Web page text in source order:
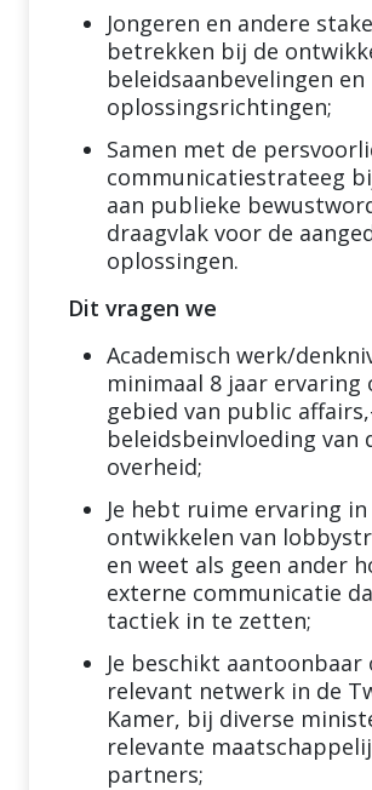
Jongeren en andere
betrekken bij de
beleidsaanbevelingen en
oplossingsrichtingen;
Samen met de
communicatiestrateeg
aan publieke
draagvlak voor de
oplossingen.
Dit vragen we
Academisch werk/
minimaal 8 jaar ervaring
gebied van public
beleidsbeinvloeding van
overheid;
Je hebt ruime ervaring
ontwikkelen van
en weet als geen ander
externe communicatie
tactiek in te zetten;
Je beschikt aantoonbaar
relevant netwerk in de
Kamer, bij diverse
relevante
partners;